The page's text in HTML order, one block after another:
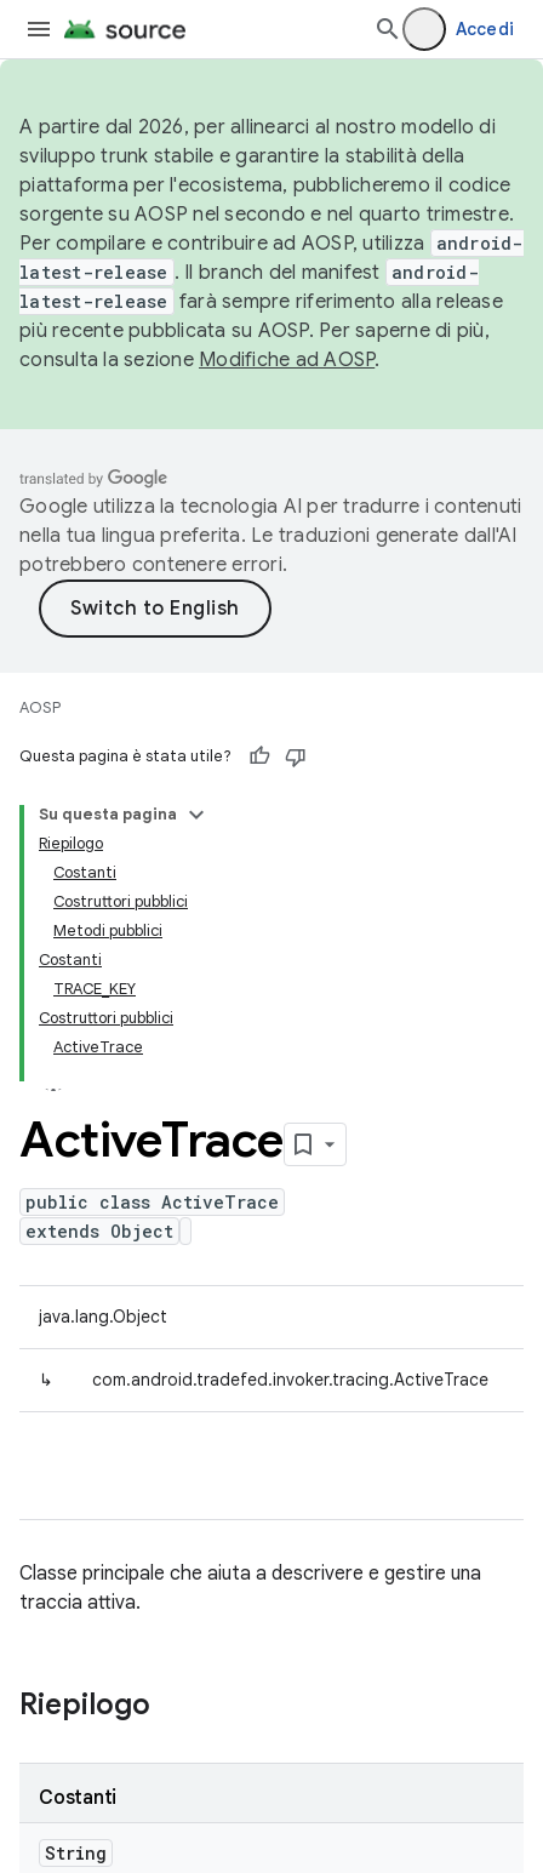
Accedi
A partire dal 2026, per allinearci al nostro modello di
sviluppo trunk stabile e garantire la stabilità della
piattaforma per l'ecosistema, pubblicheremo il codice
sorgente su AOSP nel secondo e nel quarto trimestre.
Per compilare e contribuire ad AOSP, utilizza
android-
latest-release . Il branch del manifest android-
latest-release farà sempre riferimento alla release
più recente pubblicata su AOSP. Per saperne di più,
consulta la sezione Modifiche ad AOSP.
Google utilizza la tecnologia AI per tradurre i contenuti
nella tua lingua preferita. Le traduzioni generate dall'AI
potrebbero contenere errori.
AOSP
Questa pagina è stata utile?
Su questa pagina
Riepilogo
Costanti
Costruttori pubblici
Metodi pubblici
Costanti
TRACE_KEY
Costruttori pubblici
ActiveTrace
ActiveTrace
public class ActiveTrace
extends Object
java.lang.Object
↳ com.android.tradefed.invoker.tracing.ActiveTrace
Classe principale che aiuta a descrivere e gestire una
traccia attiva.
Riepilogo
Costanti
String